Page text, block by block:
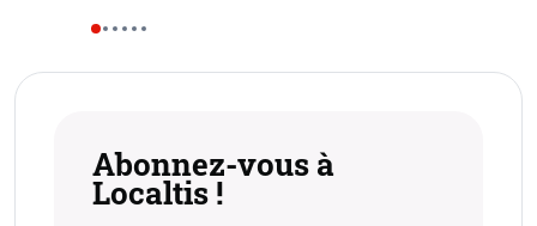
Abonnez-vous à
Localtis !